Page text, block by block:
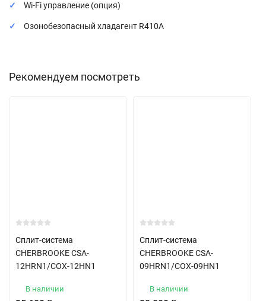
Wi-Fi управление (опция)
Озонобезопасный хладагент R410A
Рекомендуем посмотреть
Сплит-система
CHERBROOKE CSA-
12HRN1/COX-12HN1
В наличии
Сплит-система
CHERBROOKE CSA-
09HRN1/COX-09HN1
В наличии